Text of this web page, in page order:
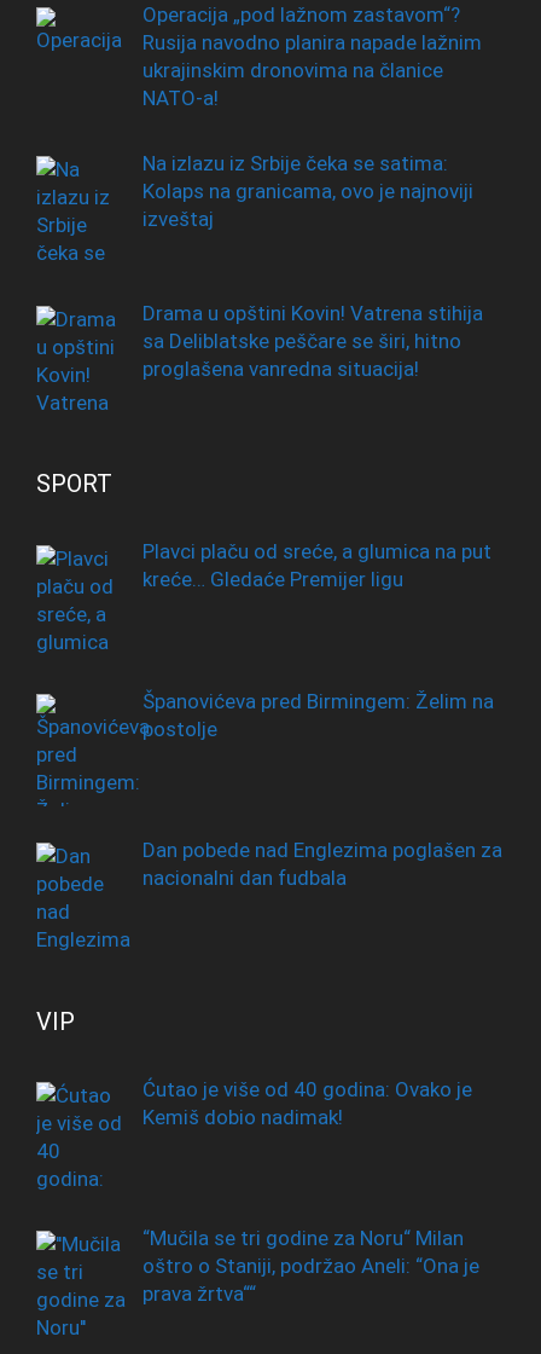
Operacija „pod lažnom zastavom“?
Rusija navodno planira napade lažnim
ukrajinskim dronovima na članice
NATO-a!
Na izlazu iz Srbije čeka se satima:
Kolaps na granicama, ovo je najnoviji
izveštaj
Drama u opštini Kovin! Vatrena stihija
sa Deliblatske peščare se širi, hitno
proglašena vanredna situacija!
SPORT
Plavci plaču od sreće, a glumica na put
kreće… Gledaće Premijer ligu
Španovićeva pred Birmingem: Želim na
postolje
Dan pobede nad Englezima poglašen za
nacionalni dan fudbala
VIP
Ćutao je više od 40 godina: Ovako je
Kemiš dobio nadimak!
“Mučila se tri godine za Noru“ Milan
oštro o Staniji, podržao Aneli: “Ona je
prava žrtva““